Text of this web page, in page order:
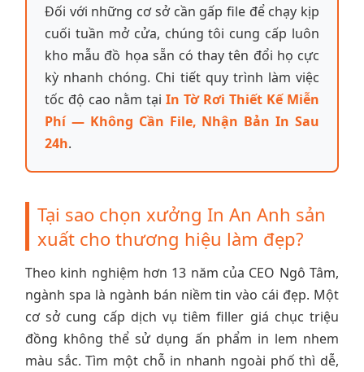
Đối với những cơ sở cần gấp file để chạy kịp
cuối tuần mở cửa, chúng tôi cung cấp luôn
kho mẫu đồ họa sẵn có thay tên đổi họ cực
kỳ nhanh chóng. Chi tiết quy trình làm việc
tốc độ cao nằm tại In Tờ Rơi Thiết Kế Miễn
Phí — Không Cần File, Nhận Bản In Sau
24h.
Tại sao chọn xưởng In An Anh sản
xuất cho thương hiệu làm đẹp?
Theo kinh nghiệm hơn 13 năm của CEO Ngô Tâm,
ngành spa là ngành bán niềm tin vào cái đẹp. Một
cơ sở cung cấp dịch vụ tiêm filler giá chục triệu
đồng không thể sử dụng ấn phẩm in lem nhem
màu sắc. Tìm một chỗ in nhanh ngoài phố thì dễ,